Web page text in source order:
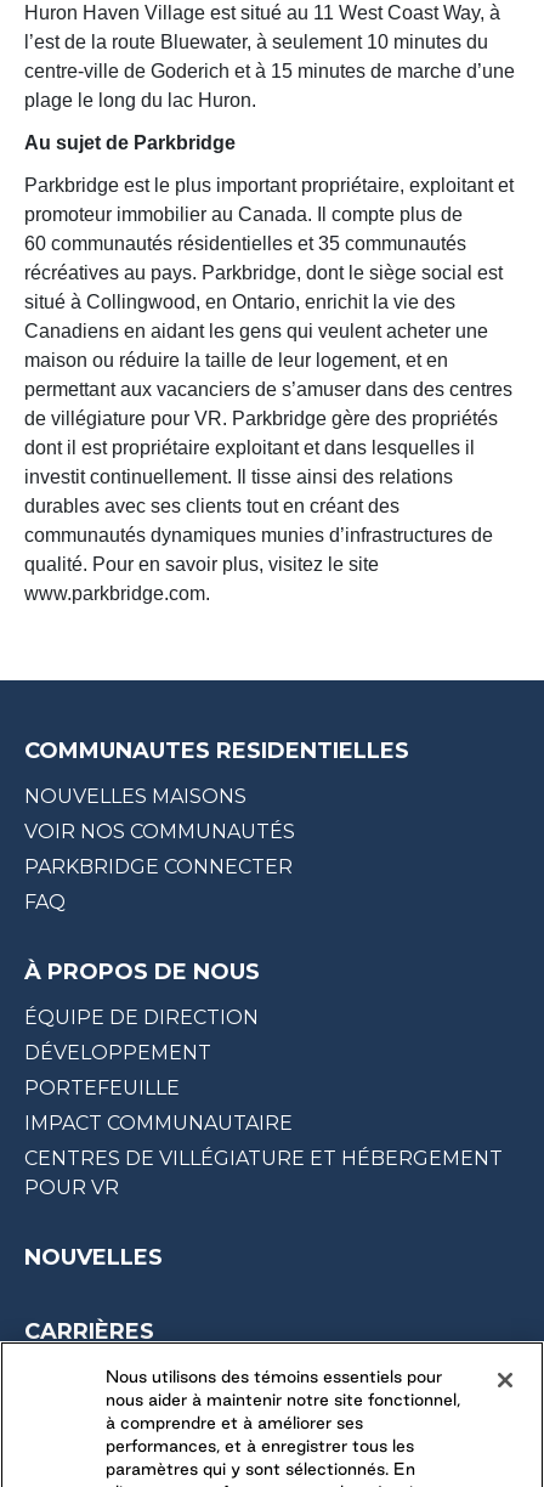
Huron Haven Village est situé au 11 West Coast Way, à
l’est de la route Bluewater, à seulement 10 minutes du
centre-ville de Goderich et à 15 minutes de marche d’une
plage le long du lac Huron.
Au sujet de Parkbridge
Parkbridge est le plus important propriétaire, exploitant et
promoteur immobilier au Canada. Il compte plus de
60 communautés résidentielles et 35 communautés
récréatives au pays. Parkbridge, dont le siège social est
situé à Collingwood, en Ontario, enrichit la vie des
Canadiens en aidant les gens qui veulent acheter une
maison ou réduire la taille de leur logement, et en
permettant aux vacanciers de s’amuser dans des centres
de villégiature pour VR. Parkbridge gère des propriétés
dont il est propriétaire exploitant et dans lesquelles il
investit continuellement. Il tisse ainsi des relations
durables avec ses clients tout en créant des
communautés dynamiques munies d’infrastructures de
qualité. Pour en savoir plus, visitez le site
www.parkbridge.com.
COMMUNAUTES RESIDENTIELLES
NOUVELLES MAISONS
VOIR NOS COMMUNAUTÉS
PARKBRIDGE CONNECTER
FAQ
À PROPOS DE NOUS
ÉQUIPE DE DIRECTION
DÉVELOPPEMENT
PORTEFEUILLE
IMPACT COMMUNAUTAIRE
CENTRES DE VILLÉGIATURE ET HÉBERGEMENT
POUR VR
NOUVELLES
CARRIÈRES
OPPORTUNITÉS SAISONNIÈRES
DERNIÈRES OPPORTUNITÉS
Nous utilisons des témoins essentiels pour
nous aider à maintenir notre site fonctionnel,
à comprendre et à améliorer ses
performances, et à enregistrer tous les
paramètres qui y sont sélectionnés. En